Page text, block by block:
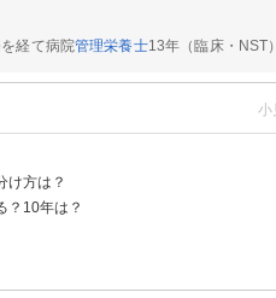
経て病院管理栄養士13年（臨床・NST
け方は？
？10年は？
える場合もある